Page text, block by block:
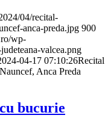
04/recital-
anca-preda.jpg 900
wp-
valcea.png
04-17 07:10:26Recital
Anca Preda
bucurie